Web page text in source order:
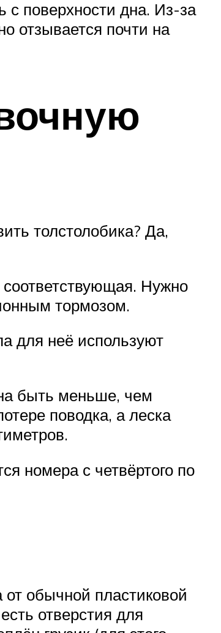
с поверхности дна. Из-за
отзывается почти на
толстолобика? Да,
Нужно
тормозом.
для неё используют
быть меньше, чем
поводка, а леска
номера с четвёртого по
обычной пластиковой
отверстия для